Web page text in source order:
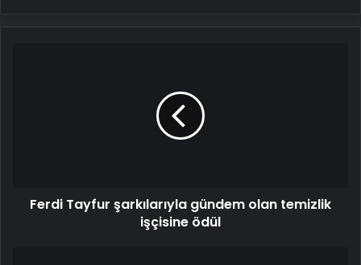
Ferdi Tayfur şarkılarıyla gündem olan temizlik
işçisine ödül